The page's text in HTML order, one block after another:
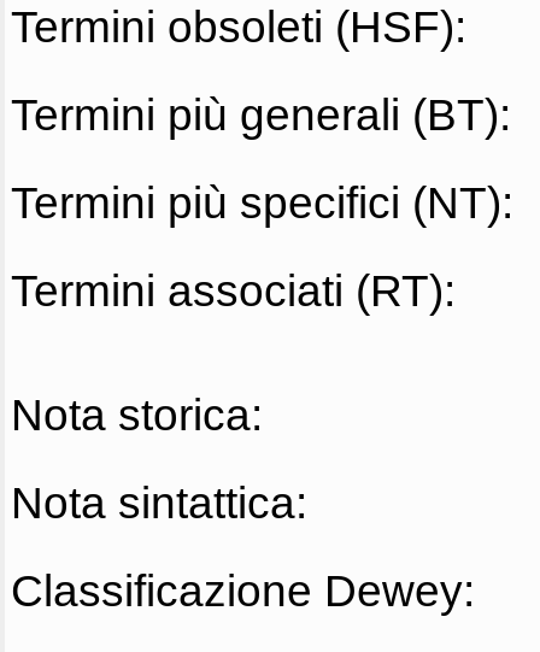
Termini obsoleti (HSF):
Termini più generali (BT):
Termini più specifici (NT):
Termini associati (RT):
Nota storica:
Nota sintattica:
Classificazione Dewey: